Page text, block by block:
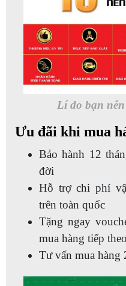
Lí do bạn
Ưu đãi khi mua
Bảo hành 12
đời
Hỗ trợ chi phí
trên toàn quốc
Tặng ngay
mua hàng tiếp theo
Tư vấn mua hàng